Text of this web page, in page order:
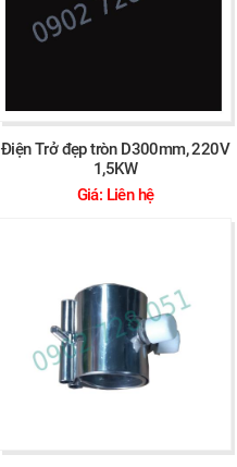
Điện Trở đẹp tròn D300mm, 220V
1,5KW
Giá: Liên hệ